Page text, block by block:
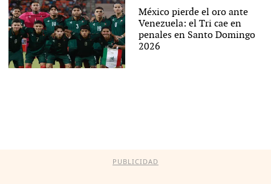
México pierde el oro ante
Venezuela: el Tri cae en
penales en Santo Domingo
2026
PUBLICIDAD